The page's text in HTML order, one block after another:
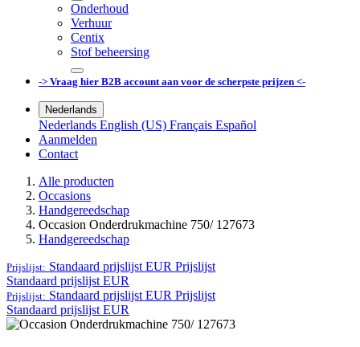
Onderhoud
Verhuur
Centix
Stof beheersing
-> Vraag hier B2B account aan voor de scherpste prijzen <-
Nederlands
Nederlands English (US) Français Español
Aanmelden
Contact
Alle producten
Occasions
Handgereedschap
Occasion Onderdrukmachine 750/ 127673
Handgereedschap
Prijslijst: Standaard prijslijst EUR Prijslijst
Standaard prijslijst EUR
Prijslijst: Standaard prijslijst EUR Prijslijst
Standaard prijslijst EUR